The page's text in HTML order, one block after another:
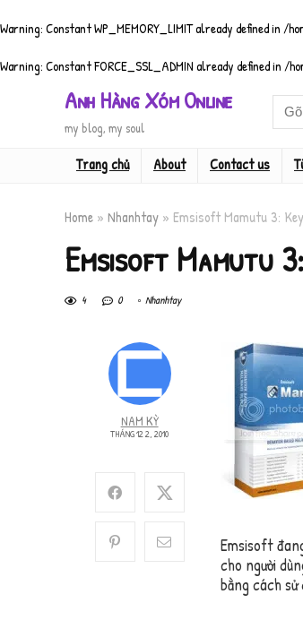
Warning: Constant WP_MEMORY_LIMIT already defined in/
Warning: Constant FORCE_SSL_ADMIN already defined in/
Anh Hàng Xóm Online
my blog, my soul
Trang chủ About Contact us
Home » Nhanhtay » Emsisoft Mamutu 3:
Emsisoft Mamutu
4 0 Nhanhtay
NAM KỲ
THÁNG 12 2, 2010
Emsisoft
cho người
bằng cách sử